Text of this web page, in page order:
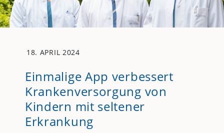
18. APRIL 2024
Einmalige App verbessert
Krankenversorgung von
Kindern mit seltener
Erkrankung